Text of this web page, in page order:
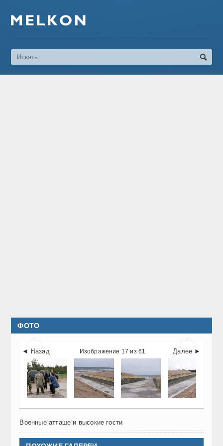
ФОТО
 
◄ Назад Далее ►
Изображение 17 из 61
Военные атташе и высокие гости